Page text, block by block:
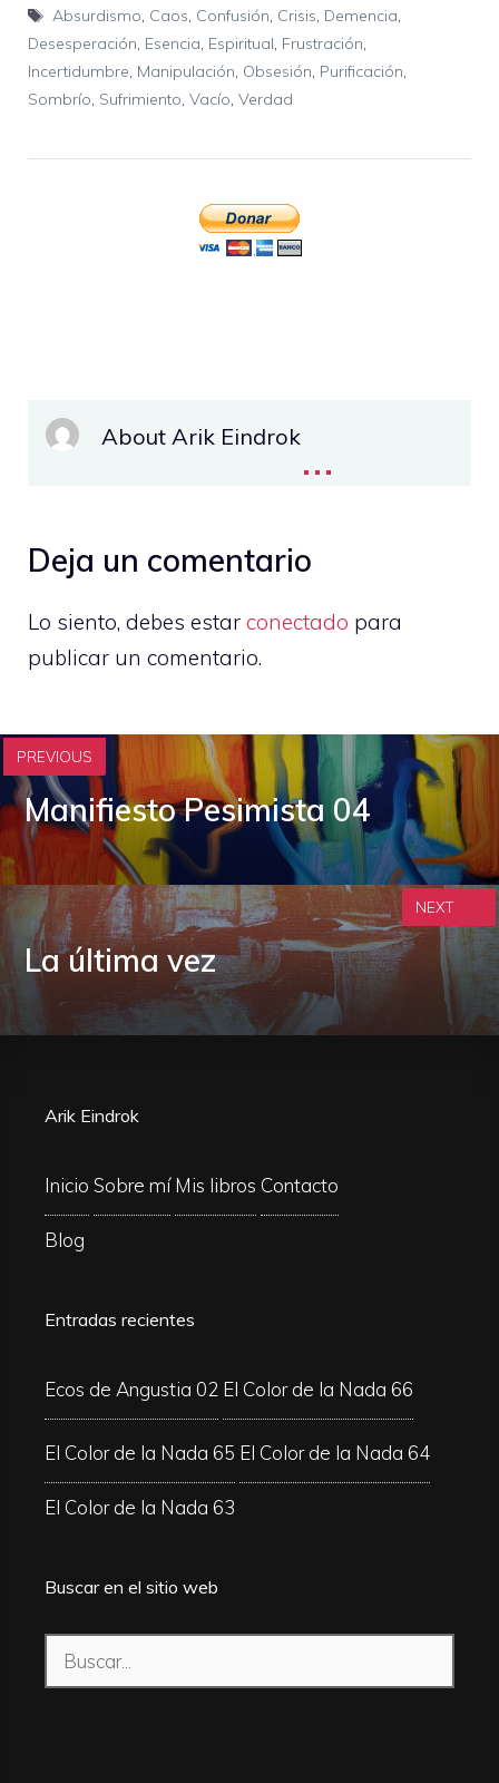
Etiquetas
Absurdismo, Caos, Confusión, Crisis, Demencia,
Desesperación, Esencia, Espiritual, Frustración,
Incertidumbre, Manipulación, Obsesión, Purificación,
Sombrío, Sufrimiento, Vacío, Verdad
About Arik Eindrok...
Deja un comentario
Lo siento, debes estar conectado para
publicar un comentario.
PREVIOUS
Manifiesto Pesimista 04
La última vez
NEXT
Arik Eindrok
Inicio Sobre mí Mis libros Contacto
Blog
Entradas recientes
Ecos de Angustia 02 El Color de la Nada 66
El Color de la Nada 65 El Color de la Nada 64
El Color de la Nada 63
Buscar en el sitio web
Buscar: